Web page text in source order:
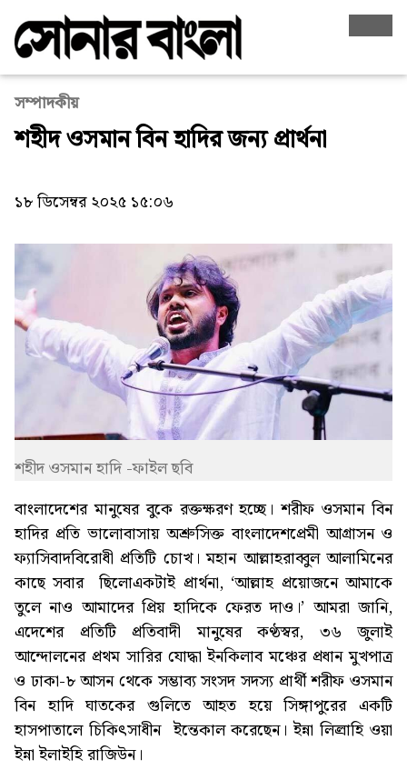
সম্পাদকীয়
শহীদ ওসমান বিন হাদির জন্য প্রার্থনা
১৮ ডিসেম্বর ২০২৫ ১৫:০৬
শহীদ ওসমান হাদি -ফাইল ছবি
বাংলাদেশের মানুষের বুকে রক্তক্ষরণ হচ্ছে। শরীফ ওসমান বিন
হাদির প্রতি ভালোবাসায় অশ্রুসিক্ত বাংলাদেশপ্রেমী আগ্রাসন ও
ফ্যাসিবাদবিরোধী প্রতিটি চোখ। মহান আল্লাহরাব্বুল আলামিনের
কাছে সবার ছিলোএকটাই প্রার্থনা, ‘আল্লাহ প্রয়োজনে আমাকে
তুলে নাও আমাদের প্রিয় হাদিকে ফেরত দাও।’ আমরা জানি,
এদেশের প্রতিটি প্রতিবাদী মানুষের কণ্ঠস্বর, ৩৬ জুলাই
আন্দোলনের প্রথম সারির যোদ্ধা ইনকিলাব মঞ্চের প্রধান মুখপাত্র
ও ঢাকা-৮ আসন থেকে সম্ভাব্য সংসদ সদস্য প্রার্থী শরীফ ওসমান
বিন হাদি ঘাতকের গুলিতে আহত হয়ে সিঙ্গাপুরের একটি
হাসপাতালে চিকিৎসাধীন ইন্তেকাল করেছেন। ইন্না লিল্রাহি ওয়া
ইন্না ইলাইহি রাজিউন।